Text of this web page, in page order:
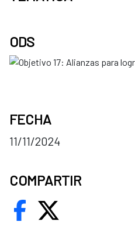
ODS
FECHA
11/11/2024
COMPARTIR